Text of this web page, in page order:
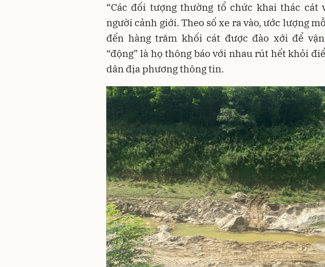
“Các đối tượng thường tổ chức khai thác cát
người cảnh giới. Theo số xe ra vào, ước lượng
đến hàng trăm khối cát được đào xới để
“động” là họ thông báo với nhau rút hết khỏi
dân địa phương thông tin.